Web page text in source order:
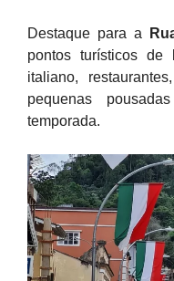
Destaque para a
pontos turísticos de
italiano,
pequenas
temporada.